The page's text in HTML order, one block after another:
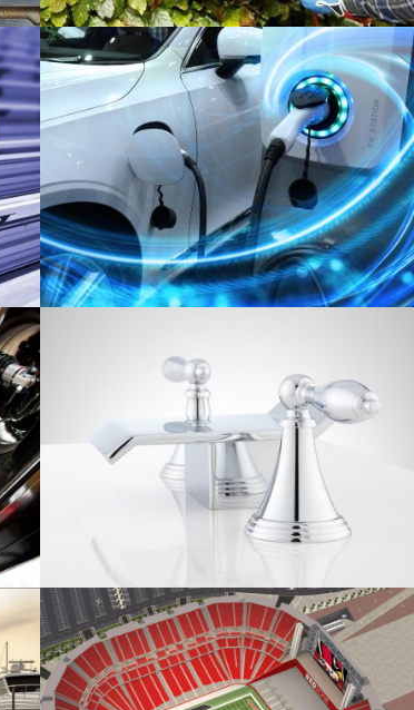
Heckenschere
Industrie
Montage von Sanitärarmaturen
Industrie